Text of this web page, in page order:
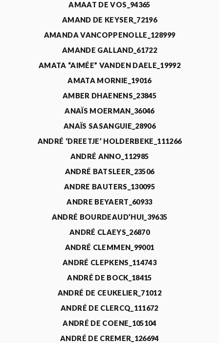
AMAAT DE VOS_94365
AMAND DE KEYSER_72196
AMANDA VANCOPPENOLLE_128999
AMANDE GALLAND_61722
AMATA “AIMÉE” VANDEN DAELE_19992
AMATA MORNIE_19016
AMBER DHAENENS_23845
ANAÏS MOERMAN_36046
ANAÏS SASANGUIE_28906
ANDRÉ ‘DREETJE’ HOLDERBEKE_111266
ANDRÉ ANNO_112985
ANDRÉ BATSLEER_23506
ANDRE BAUTERS_130095
ANDRE BEYAERT_60933
ANDRÉ BOURDEAUD’HUI_39635
ANDRÉ CLAEYS_26870
ANDRÉ CLEMMEN_99001
ANDRÉ CLEPKENS_114743
ANDRÉ DE BOCK_18415
ANDRÉ DE CEUKELIER_71012
ANDRÉ DE CLERCQ_111672
ANDRÉ DE COENE_105104
ANDRÉ DE CREMER_126694